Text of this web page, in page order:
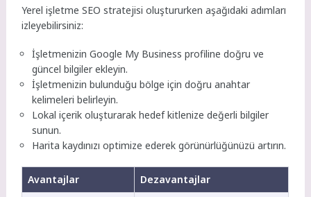
Yerel işletme SEO stratejisi oluştururken aşağıdaki adımları
izleyebilirsiniz:
İşletmenizin Google My Business profiline doğru ve
güncel bilgiler ekleyin.
İşletmenizin bulunduğu bölge için doğru anahtar
kelimeleri belirleyin.
Lokal içerik oluşturarak hedef kitlenize değerli bilgiler
sunun.
Harita kaydınızı optimize ederek görünürlüğünüzü artırın.
Avantajlar
Dezavantajlar